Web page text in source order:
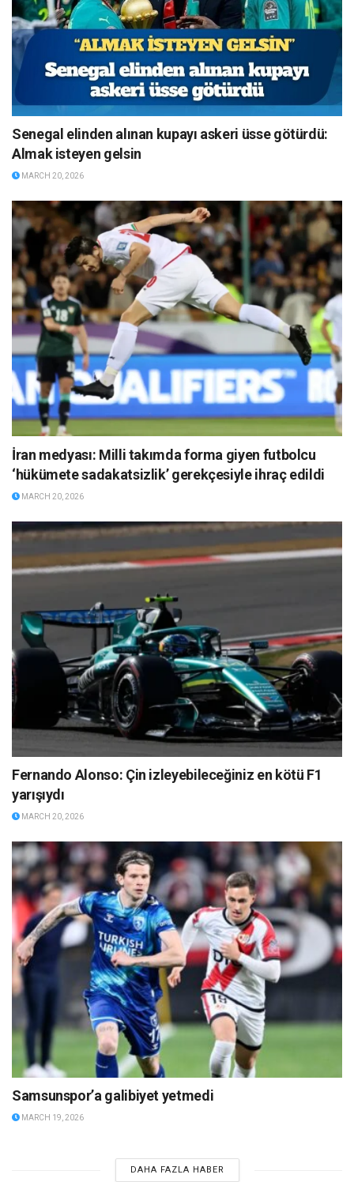
Senegal elinden alınan kupayı askeri üsse götürdü:
Almak isteyen gelsin
MARCH 20, 2026
İran medyası: Milli takımda forma giyen futbolcu
‘hükümete sadakatsizlik’ gerekçesiyle ihraç edildi
MARCH 20, 2026
Fernando Alonso: Çin izleyebileceğiniz en kötü F1
yarışıydı
MARCH 20, 2026
Samsunspor’a galibiyet yetmedi
MARCH 19, 2026
DAHA FAZLA HABER